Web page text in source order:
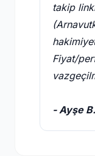
takip
Fiyat/
- Ayşe B.